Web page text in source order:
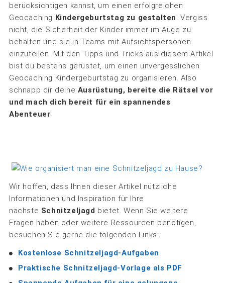
berücksichtigen kannst, um einen erfolgreichen
Geocaching Kindergeburtstag zu gestalten. Vergiss
nicht, die Sicherheit der Kinder immer im Auge zu
behalten und sie in Teams mit Aufsichtspersonen
einzuteilen. Mit den Tipps und Tricks aus diesem Artikel
bist du bestens gerüstet, um einen unvergesslichen
Geocaching Kindergeburtstag zu organisieren. Also
schnapp dir deine Ausrüstung, bereite die Rätsel vor
und mach dich bereit für ein spannendes
Abenteuer!
Wir hoffen, dass Ihnen dieser Artikel nützliche
Informationen und Inspiration für Ihre
nächste Schnitzeljagd bietet. Wenn Sie weitere
Fragen haben oder weitere Ressourcen benötigen,
besuchen Sie gerne die folgenden Links:
Kostenlose Schnitzeljagd-Aufgaben
Praktische Schnitzeljagd-Vorlage als PDF